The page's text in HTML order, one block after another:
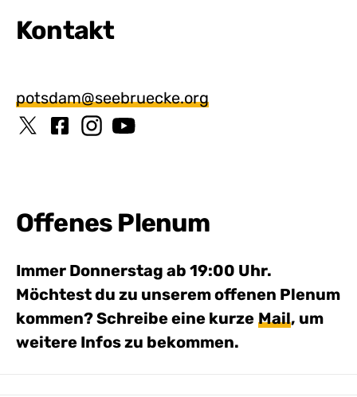
Kontakt
potsdam@seebruecke.org
Offenes Plenum
Immer Donnerstag ab 19:00 Uhr.
Möchtest du zu unserem offenen Plenum
kommen? Schreibe eine kurze Mail, um
weitere Infos zu bekommen.